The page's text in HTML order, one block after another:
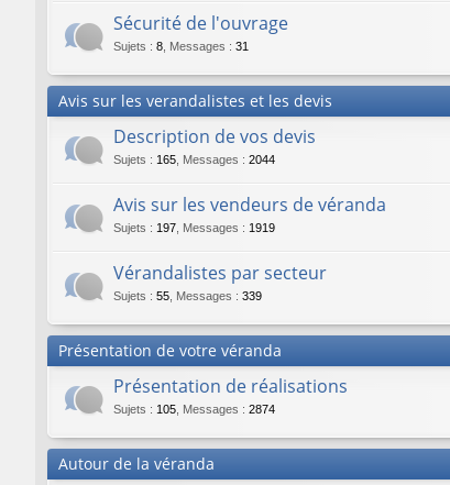
Sécurité de l'ouvrage
Sujets : 8 Messages : 31
Avis sur les verandalistes et les devis
Description de vos devis
Sujets : 165 Messages : 2044
Avis sur les vendeurs de véranda
Sujets : 197 Messages : 1919
Vérandalistes par secteur
Sujets : 55 Messages : 339
Présentation de votre véranda
Présentation de réalisations
Sujets : 105 Messages : 2874
Autour de la véranda